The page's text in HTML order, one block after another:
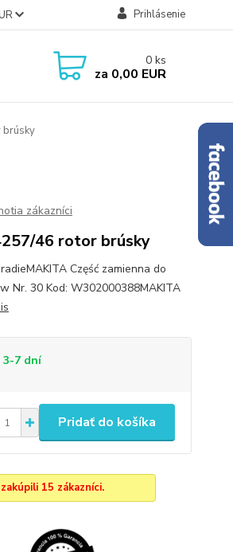
Prihlásenie
0 ks
za 0,00 EUR
zákazníci
46 rotor brúsky
Część zamienna do
Nr. 30 Kod: W302000388MAKITA
3-7 dní
Pridať do košíka
15 zákazníci.